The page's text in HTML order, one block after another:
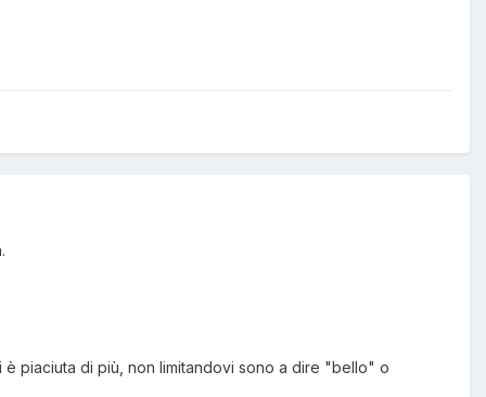
piaciuta di più, non limitandovi sono a dire "bello" o